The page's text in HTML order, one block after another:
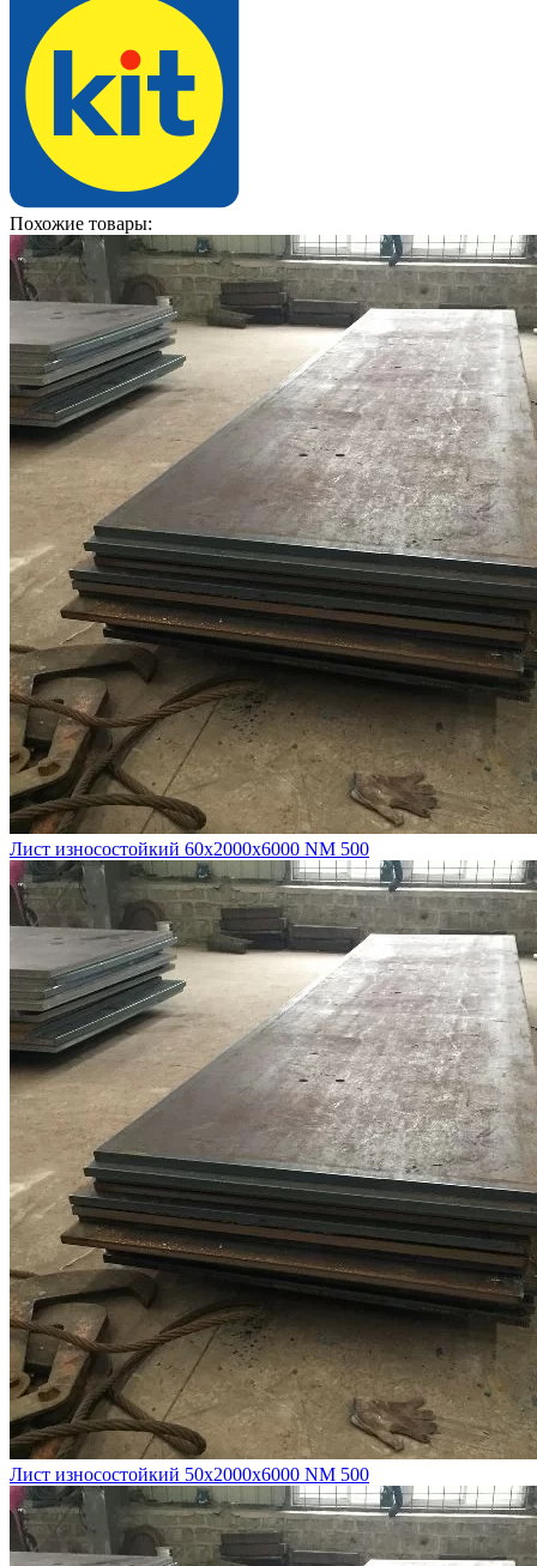
Похожие товары:
Лист износостойкий 60х2000х6000 NM 500
Лист износостойкий 50х2000х6000 NM 500